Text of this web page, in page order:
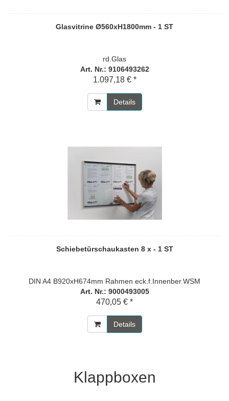
Glasvitrine Ø560xH1800mm - 1 ST
rd.Glas
Art. Nr.: 9106493262
1.097,18 € *
Details
Schiebetürschaukasten 8 x - 1 ST
DIN A4 B920xH674mm Rahmen eck.f.Innenber.WSM
Art. Nr.: 9000493005
470,05 € *
Details
Klappboxen